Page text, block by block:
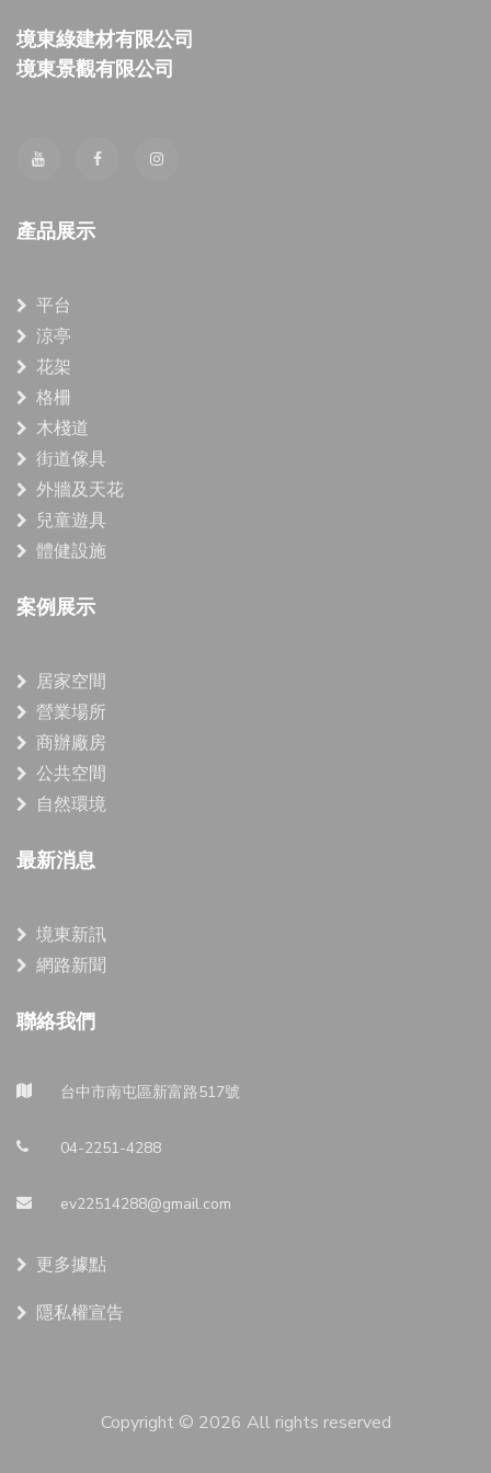
境東綠建材有限公司
境東景觀有限公司
產品展示
平台
涼亭
花架
格柵
木棧道
街道傢具
外牆及天花
兒童遊具
體健設施
案例展示
居家空間
營業場所
商辦廠房
公共空間
自然環境
最新消息
境東新訊
網路新聞
聯絡我們
台中市南屯區新富路517號
04-2251-4288
ev22514288@gmail.com
更多據點
隱私權宣告
Copyright © 2026 All rights reserved